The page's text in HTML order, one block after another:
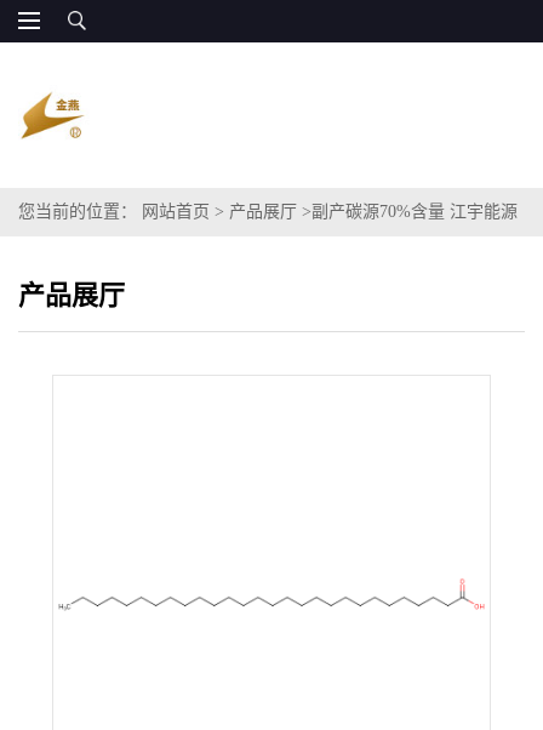
您当前的位置： 网站首页 > 产品展厅 >副产碳源70%含量 江宇能源
产品展厅